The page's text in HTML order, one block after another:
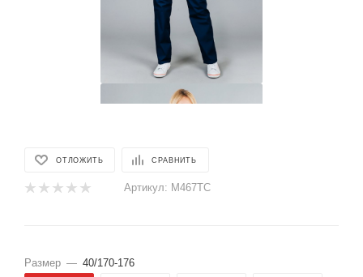
ОТЛОЖИТЬ СРАВНИТЬ
Артикул: М467ТС
Размер — 40/170-176